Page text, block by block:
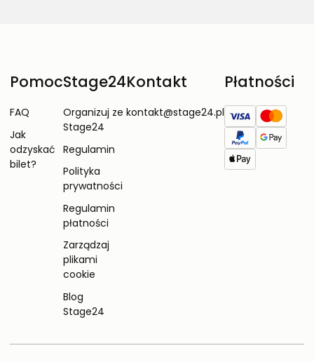
Pomoc
FAQ
Jak
odzyskać
bilet?
Stage24
Organizuj ze
Stage24
Regulamin
Polityka
prywatności
Regulamin
płatności
Zarządzaj
plikami
cookie
Blog
Stage24
Kontakt
kontakt@stage24.pl
Płatności